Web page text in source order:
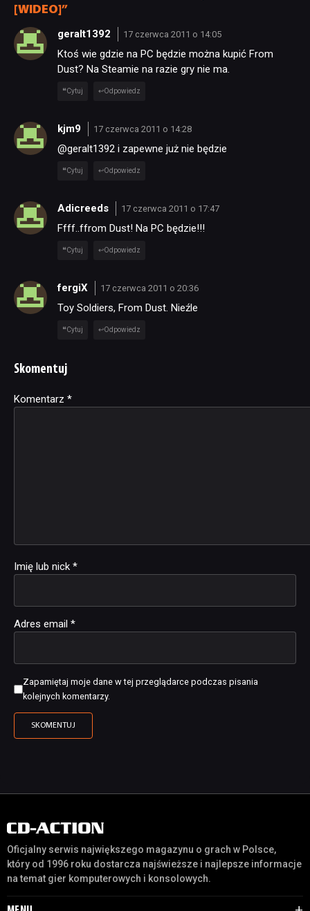
[WIDEO]”
geralt1392 17 czerwca 2011 o 14:05
Ktoś wie gdzie na PC będzie można kupić From
Dust? Na Steamie na razie gry nie ma.
Cytuj Odpowiedz
kjm9 17 czerwca 2011 o 14:28
@geralt1392 i zapewne już nie będzie
Cytuj Odpowiedz
Adicreeds 17 czerwca 2011 o 17:47
Ffff..ffrom Dust! Na PC będzie!!!
Cytuj Odpowiedz
fergiX 17 czerwca 2011 o 20:36
Toy Soldiers, From Dust. Nieźle
Cytuj Odpowiedz
Skomentuj
Komentarz *
Imię lub nick *
Adres email *
Zapamiętaj moje dane w tej przeglądarce podczas pisania
kolejnych komentarzy.
Alternative:
Oficjalny serwis największego magazynu o grach w Polsce,
który od 1996 roku dostarcza najświeższe i najlepsze informacje
na temat gier komputerowych i konsolowych.